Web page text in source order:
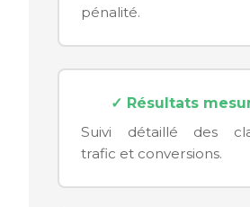
pénalité.
✓ Résultats
Suivi détaillé des
trafic et conversions.